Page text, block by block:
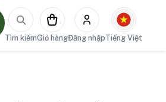
Tìm kiếmGiỏ hàngĐăng nhậpTiếng Việt